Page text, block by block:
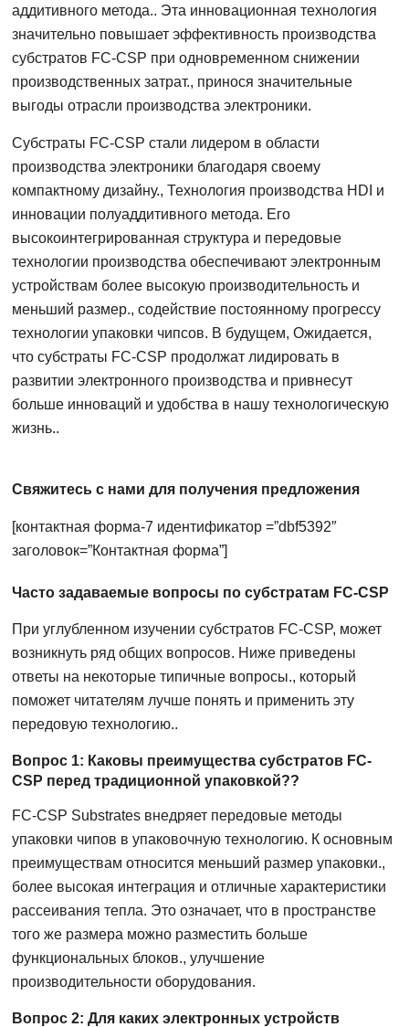
аддитивного метода.. Эта инновационная технология
значительно повышает эффективность производства
субстратов FC-CSP при одновременном снижении
производственных затрат., принося значительные
выгоды отрасли производства электроники.
Субстраты FC-CSP стали лидером в области
производства электроники благодаря своему
компактному дизайну., Технология производства HDI и
инновации полуаддитивного метода. Его
высокоинтегрированная структура и передовые
технологии производства обеспечивают электронным
устройствам более высокую производительность и
меньший размер., содействие постоянному прогрессу
технологии упаковки чипсов. В будущем, Ожидается,
что субстраты FC-CSP продолжат лидировать в
развитии электронного производства и привнесут
больше инноваций и удобства в нашу технологическую
жизнь..
Свяжитесь с нами для получения предложения
[контактная форма-7 идентификатор =”dbf5392″
заголовок=”Контактная форма”]
Часто задаваемые вопросы по субстратам FC-CSP
При углубленном изучении субстратов FC-CSP, может
возникнуть ряд общих вопросов. Ниже приведены
ответы на некоторые типичные вопросы., который
поможет читателям лучше понять и применить эту
передовую технологию..
Вопрос 1: Каковы преимущества субстратов FC-
CSP перед традиционной упаковкой??
FC-CSP Substrates внедряет передовые методы
упаковки чипов в упаковочную технологию. К основным
преимуществам относится меньший размер упаковки.,
более высокая интеграция и отличные характеристики
рассеивания тепла. Это означает, что в пространстве
того же размера можно разместить больше
функциональных блоков., улучшение
производительности оборудования.
Вопрос 2: Для каких электронных устройств